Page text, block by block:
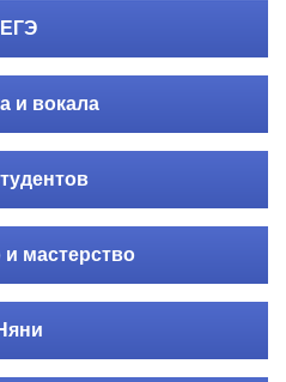
ЕГЭ
и вокала
и мастерство